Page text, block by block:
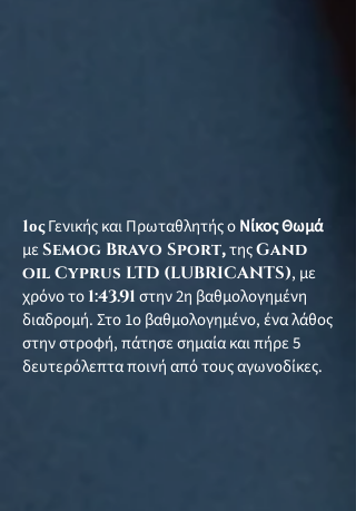
1οςΓενικής και Πρωταθλητής οΝίκος Θωμά
μεSemog Bravo Sport,τηςGand
oil Cyprus LTD (LUBRICANTS), με
χρόνο το1:43.91στην 2η βαθμολογημένη
διαδρομή. Στο 1ο βαθμολογημένο, ένα λάθος
στην στροφή, πάτησε σημαία και πήρε 5
δευτερόλεπτα ποινή από τους αγωνοδίκες.